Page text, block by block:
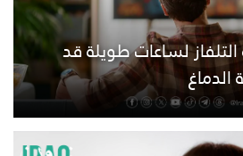
لساعات طويلة قد